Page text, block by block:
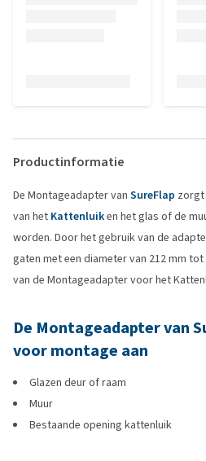
Productinformatie
De Montageadapter van SureFlap zorgt
van het Kattenluiken het glas of de
worden. Door het gebruik van de
gaten met een diameter van 212 mm
van de Montageadapter voor het
De Montageadapter van
voor montage aan
Glazen deur of raam
Muur
Bestaande opening kattenluik